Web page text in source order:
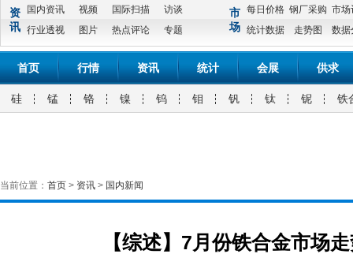
资
讯
国内资讯 视频 国际扫描
访谈
行业透视
图片 热点评论 专题
市
场
每日价格 钢厂采购 市场
统计数据
走势图 数据
首页 行情 资讯 统计 会展 供求
硅 锰 铬 镍 钨 钼 钒 钛 铌 铁
当前位置： 首页 > 资讯 > 国内新闻
【综述】7月份铁合金市场